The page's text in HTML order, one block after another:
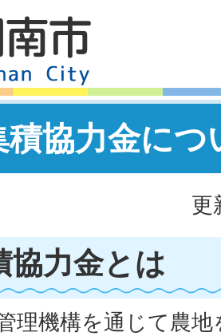
積協力金につ
更
協力金とは
理機構を通じて農